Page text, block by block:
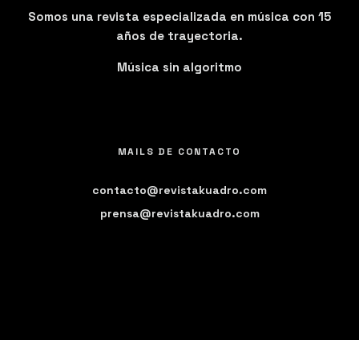
Somos una revista especializada en música con 15
años de trayectoria.
Música sin algoritmo
MAILS DE CONTACTO
contacto@revistakuadro.com
prensa@revistakuadro.com